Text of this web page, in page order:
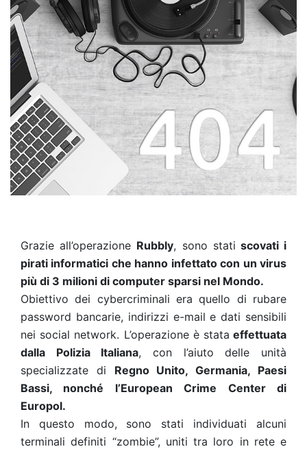
Grazie all’operazione Rubbly, sono stati scovati i
pirati informatici che hanno infettato con un virus
più di 3 milioni di computer sparsi nel Mondo.
Obiettivo dei cybercriminali era quello di rubare
password bancarie, indirizzi e-mail e dati sensibili
nei social network. L’operazione è stata effettuata
dalla Polizia Italiana, con l’aiuto delle unità
specializzate di Regno Unito, Germania, Paesi
Bassi, nonché l’European Crime Center di
Europol.
In questo modo, sono stati individuati alcuni
terminali definiti “zombie”, uniti tra loro in rete e